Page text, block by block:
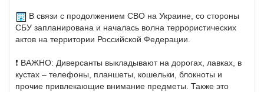
В связи с продолжением СВО на Украине, со стороны
СБУ запланирована и началась волна террористических
актов на территории Российской Федерации.
❗️ ВАЖНО: Диверсанты выкладывают на дорогах, лавках, в
кустах – телефоны, планшеты, кошельки, блокноты и
прочие привлекающие внимание предметы. Также это